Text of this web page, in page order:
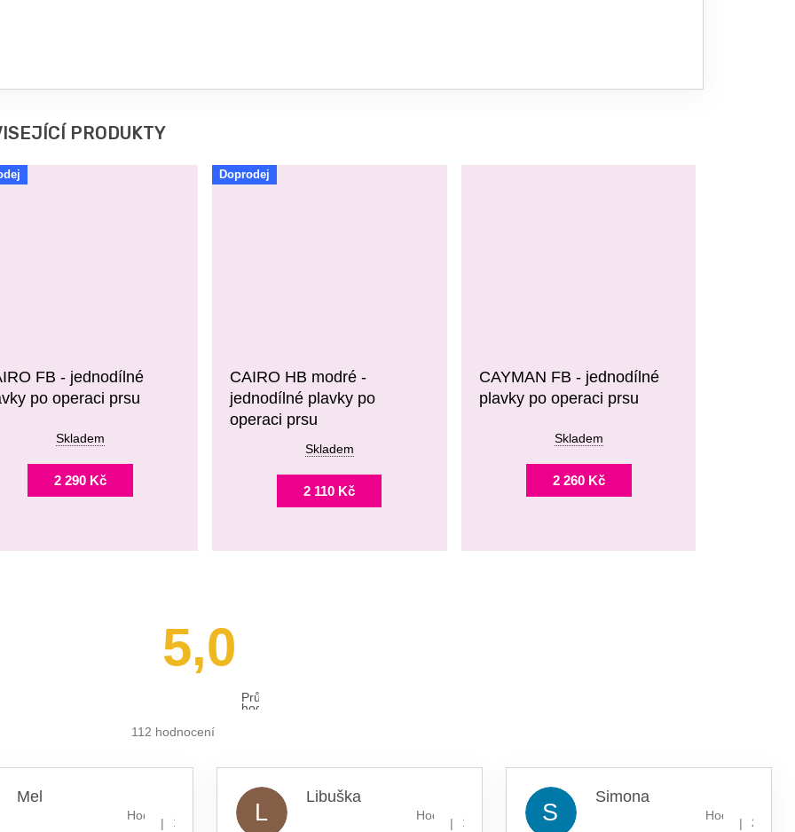
PRODUKTY
FB - jednodílné
po operaci prsu
Skladem
2 290 Kč
Doprodej
CAIRO HB modré -
jednodílné plavky po
operaci prsu
Skladem
2 110 Kč
CAYMAN FB - jednodílné
plavky po operaci prsu
Skladem
2 260 Kč
5,0
Průměrné
hodnocení
112 hodnocení
Mel
Hodnocení obchodu je 5 z 5 hvězdiček.
| 16.7.2026 L
Libuška
Hodnocení obchodu je 5 z 5 hvězdiček.
| 13.7.2026 S
Simona
Hodnocení
|